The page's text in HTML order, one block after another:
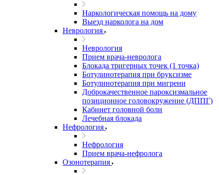
Наркологическая помощь на дому
Выезд нарколога на дом
Неврология
Неврология
Прием врача-невролога
Блокада тригерных точек (1 точка)
Ботулинотерапия при бруксизме
Ботулинотерапия при мигрени
Доброкачественное пароксизмальное
позиционное головокружение (ДППГ)
Кабинет головной боли
Лечебная блокада
Нефрология
Нефрология
Прием врача-нефролога
Озонотерапия